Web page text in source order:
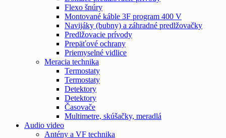
Flexo šnúry
Montované káble 3F program 400 V
Navijáky (bubny) a záhradné predlžovačky
Predlžovacie prívody
Prepäťové ochrany
Priemyselné vidlice
Meracia technika
Termostaty
Termostaty
Detektory
Detektory
Časovače
Multimetre, skúšačky, meradlá
Audio video
Antény a VF technika